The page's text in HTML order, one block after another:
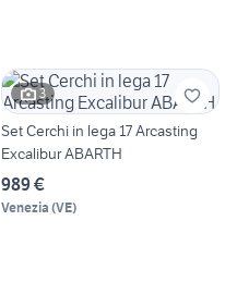
3
Set Cerchi in lega 17 Arcasting
Excalibur ABARTH
989 €
Venezia (VE)